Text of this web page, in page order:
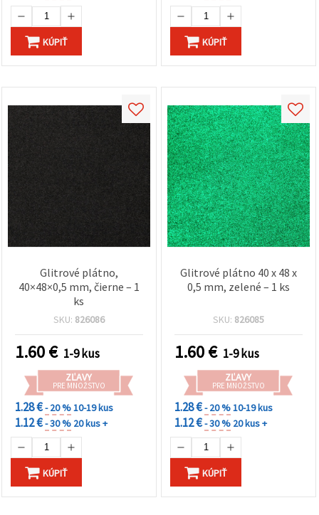
KÚPIŤ KÚPIŤ
Glitrové plátno,
40×48×0,5 mm, čierne – 1
ks
SKU: 826086
1.60€ 1-9 kus
ZĽAVY
PRE MNOŽSTVO
1.28 €- 20 %10-19 kus
1.12 €- 30 % 20 kus +
KÚPIŤ
Glitrové plátno 40 x 48 x
0,5 mm, zelené – 1 ks
SKU: 826085
1.60€ 1-9 kus
ZĽAVY
PRE MNOŽSTVO
1.28 €- 20 %10-19 kus
1.12 €- 30 % 20 kus +
KÚPIŤ